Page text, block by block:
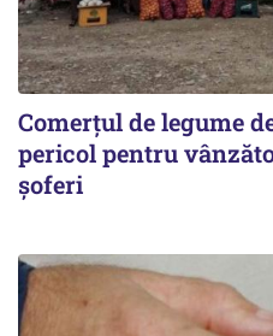
Comerțul de legume
pericol pentru
șoferi